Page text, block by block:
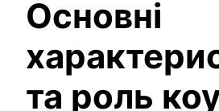
Основні
та роль